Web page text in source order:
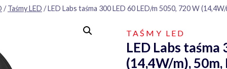
/ Taśmy LED /LED Labs taśma 300 LED 60 LED/m 5050, 720 W
TAŚMY LED
LED Labs taśma
(14,4W/m),